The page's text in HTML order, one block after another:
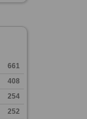
661
408
254
252